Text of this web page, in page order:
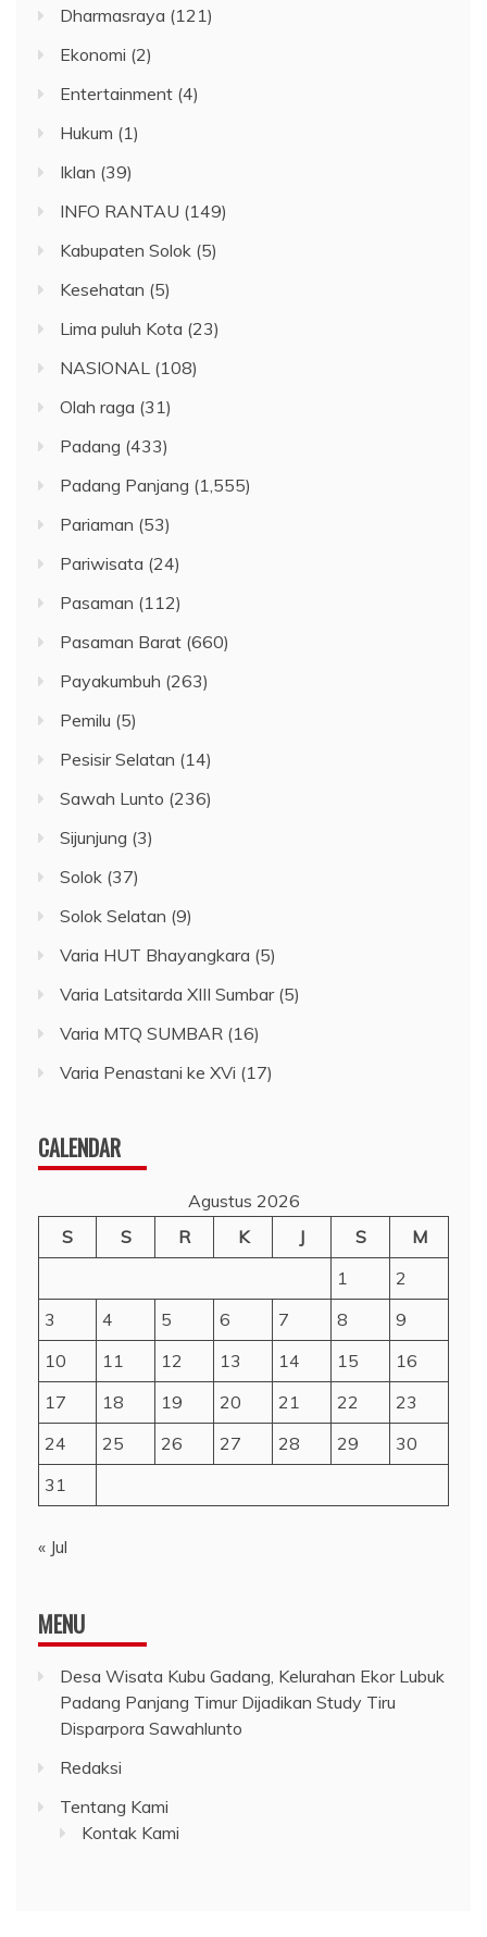
Dharmasraya (121)
Ekonomi (2)
Entertainment (4)
Hukum (1)
Iklan (39)
INFO RANTAU (149)
Kabupaten Solok (5)
Kesehatan (5)
Lima puluh Kota (23)
NASIONAL (108)
Olah raga (31)
Padang (433)
Padang Panjang (1,555)
Pariaman (53)
Pariwisata (24)
Pasaman (112)
Pasaman Barat (660)
Payakumbuh (263)
Pemilu (5)
Pesisir Selatan (14)
Sawah Lunto (236)
Sijunjung (3)
Solok (37)
Solok Selatan (9)
Varia HUT Bhayangkara (5)
Varia Latsitarda XIII Sumbar(5)
Varia MTQ SUMBAR (16)
Varia Penastani ke XVi (17)
CALENDAR
Agustus 2026
S
S R K J S
M
1
2
3
4 5 6 7 8
9
10
11 12 13 14 15
16
17
18 19 20 21 22
23
24
25 26 27 28 29
30
31
« Jul
MENU
Desa Wisata Kubu Gadang, Kelurahan Ekor Lubuk
Padang Panjang Timur Dijadikan Study Tiru
Disparpora Sawahlunto
Redaksi
Tentang Kami
Kontak Kami